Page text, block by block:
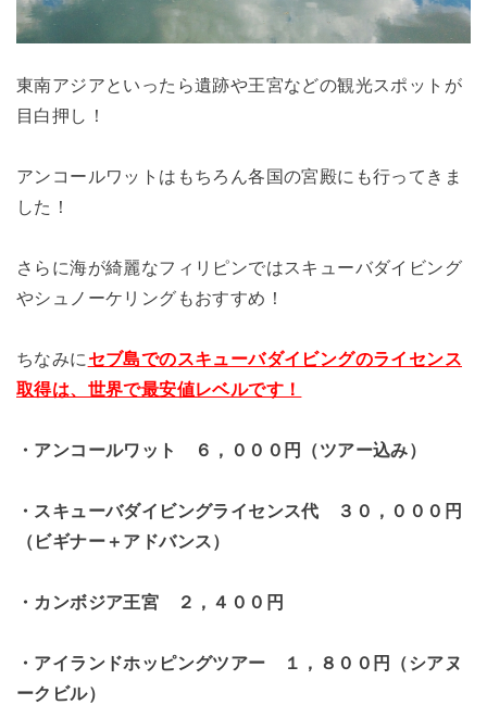
東南アジアといったら遺跡や王宮などの観光スポットが
目白押し！
アンコールワットはもちろん各国の宮殿にも行ってきま
した！
さらに海が綺麗なフィリピンではスキューバダイビング
やシュノーケリングもおすすめ！
ちなみに セブ島でのスキューバダイビングのライセンス
取得は、世界で最安値レベルです！
・アンコールワット ６，０００円（ツアー込み）
・スキューバダイビングライセンス代 ３０，０００円
（ビギナー＋アドバンス）
・カンボジア王宮 ２，４００円
・アイランドホッピングツアー １，８００円（シアヌ
ークビル）